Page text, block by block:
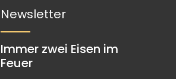
Newsletter
Immer zwei Eisen im
Feuer